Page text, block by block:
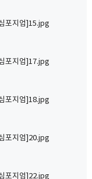
포지엄]15.jpg
포지엄]17.jpg
포지엄]18.jpg
포지엄]20.jpg
포지엄]22.jpg